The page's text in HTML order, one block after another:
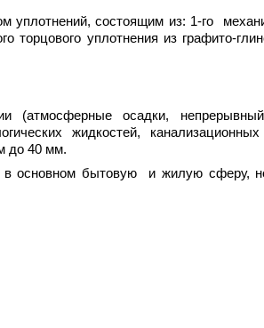
уплотнений, состоящим из: 1-го
уплотнения из графито-
(атмосферные осадки,
жидкостей, канализационных
до 40 мм.
в основном бытовую и жилую сферу,